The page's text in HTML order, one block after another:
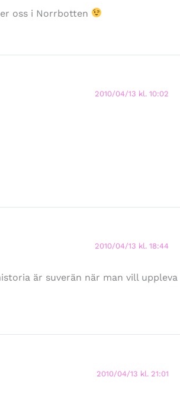
oss i Norrbotten
2010/04/13 kl. 10:02
2010/04/13 kl. 18:44
är suverän när man vill uppleva
2010/04/13 kl. 21:01